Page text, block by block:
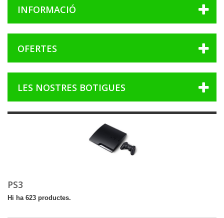
INFORMACIÓ
OFERTES
LES NOSTRES BOTIGUES
PS3
Hi ha 623 productes.